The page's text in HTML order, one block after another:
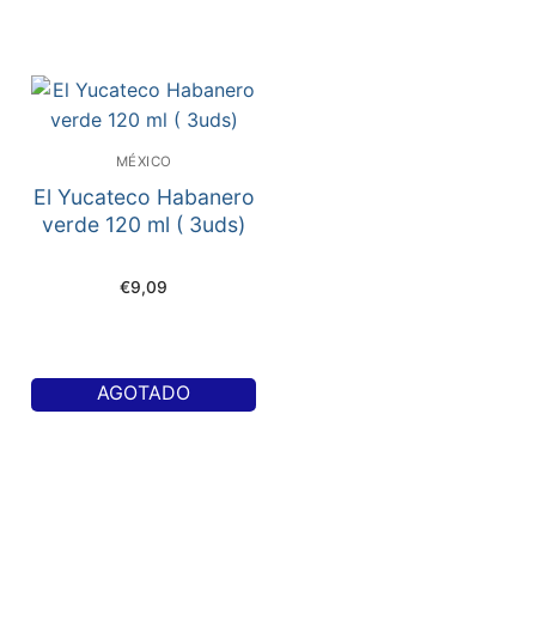
MÉXICO
El Yucateco Habanero
verde 120 ml ( 3uds)
€9,09
AGOTADO